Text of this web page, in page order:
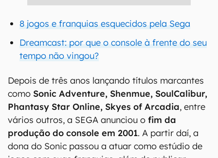
8 jogos e franquias esquecidos pela Sega
Dreamcast: por que o console à frente do seu
tempo não vingou?
Depois de três anos lançando títulos marcantes
como Sonic Adventure, Shenmue, SoulCalibur,
Phantasy Star Online, Skyes of Arcadia, entre
vários outros, a SEGA anunciou o fim da
produção do console em 2001. A partir daí, a
dona do Sonic passou a atuar como estúdio de